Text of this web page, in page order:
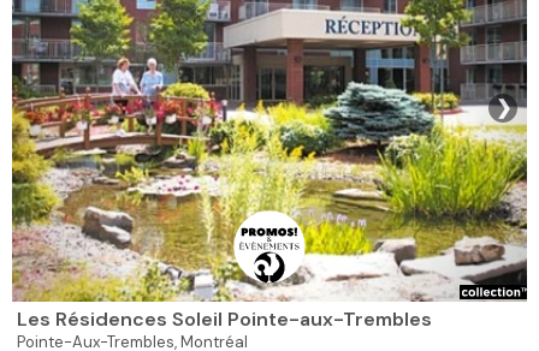
❯
Les Résidences Soleil Pointe-aux-Trembles
Pointe-Aux-Trembles,Montréal